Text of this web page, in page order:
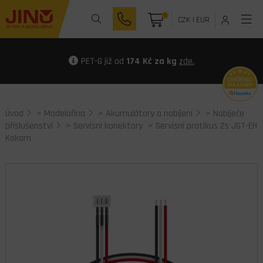
0 CZK| EUR
PET-G již od 174 Kč za kg zde.
Úvod > Modelařina > Akumulátory a nabíjení > Nabíječe
příslušenství
> Servisní konektory > Servisní protikus 2s JST-EH
Kokam